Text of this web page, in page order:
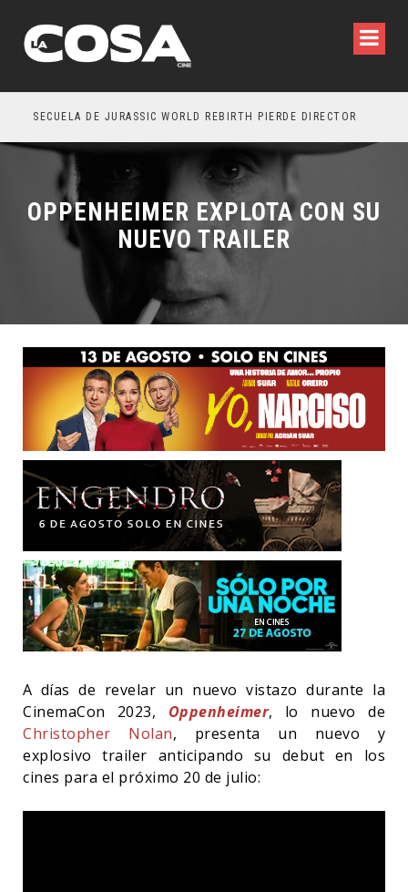
SECUELA DE JURASSIC WORLD REBIRTH PIERDE DIRECTOR
OPPENHEIMER EXPLOTA CON SU
NUEVO TRAILER
A días de revelar un nuevo vistazo durante la
CinemaCon 2023, Oppenheimer, lo nuevo de
Christopher Nolan, presenta un nuevo y
explosivo trailer anticipando su debut en los
cines para el próximo 20 de julio: